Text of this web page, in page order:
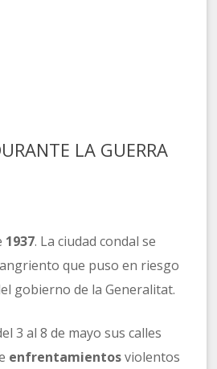
LA GUERRA
1937. La ciudad condal se
que puso en riesgo
gobierno de la Generalitat.
3 al 8 de mayo sus calles
enfrentamientosviolentos